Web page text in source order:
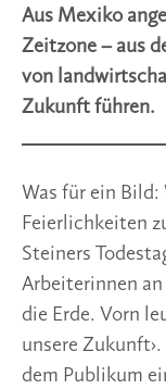
Aus Mexiko
Zeitzone – aus
von
Zukunft führen.
Was für ein Bild:
Feierlichkeiten
Steiners
Arbeiterinnen an
die Erde. Vorn
unsere
dem Publikum